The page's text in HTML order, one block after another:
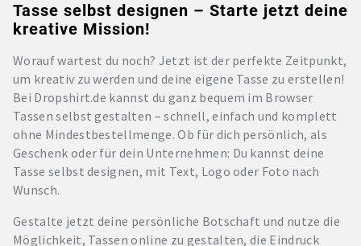
Tasse selbst designen – Starte jetzt deine
kreative Mission!
Worauf wartest du noch? Jetzt ist der perfekte Zeitpunkt,
um kreativ zu werden und deine eigene Tasse zu erstellen!
Bei Dropshirt.de kannst du ganz bequem im Browser
Tassen selbst gestalten – schnell, einfach und komplett
ohne Mindestbestellmenge. Ob für dich persönlich, als
Geschenk oder für dein Unternehmen: Du kannst deine
Tasse selbst designen, mit Text, Logo oder Foto nach
Wunsch.
Gestalte jetzt deine persönliche Botschaft und nutze die
Möglichkeit, Tassen online zu gestalten, die Eindruck